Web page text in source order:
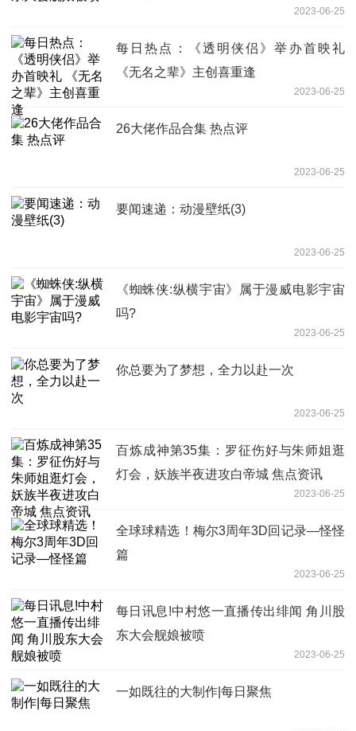
2023-06-25
每日热点：《透明侠侣》举办首映礼
《无名之辈》主创喜重逢
2023-06-25
26大佬作品合集 热点评
2023-06-25
要闻速递：动漫壁纸(3)
2023-06-25
《蜘蛛侠:纵横宇宙》属于漫威电影宇宙
吗?
2023-06-25
你总要为了梦想，全力以赴一次
2023-06-25
百炼成神第35集：罗征伤好与朱师姐逛
灯会，妖族半夜进攻白帝城 焦点资讯
2023-06-25
全球球精选！梅尔3周年3D回记录—怪怪
篇
2023-06-25
每日讯息!中村悠一直播传出绯闻 角川股
东大会舰娘被喷
2023-06-25
一如既往的大制作|每日聚焦